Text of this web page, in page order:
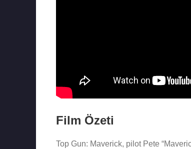
Film Özeti
Top Gun: Maverick, pilot Pete